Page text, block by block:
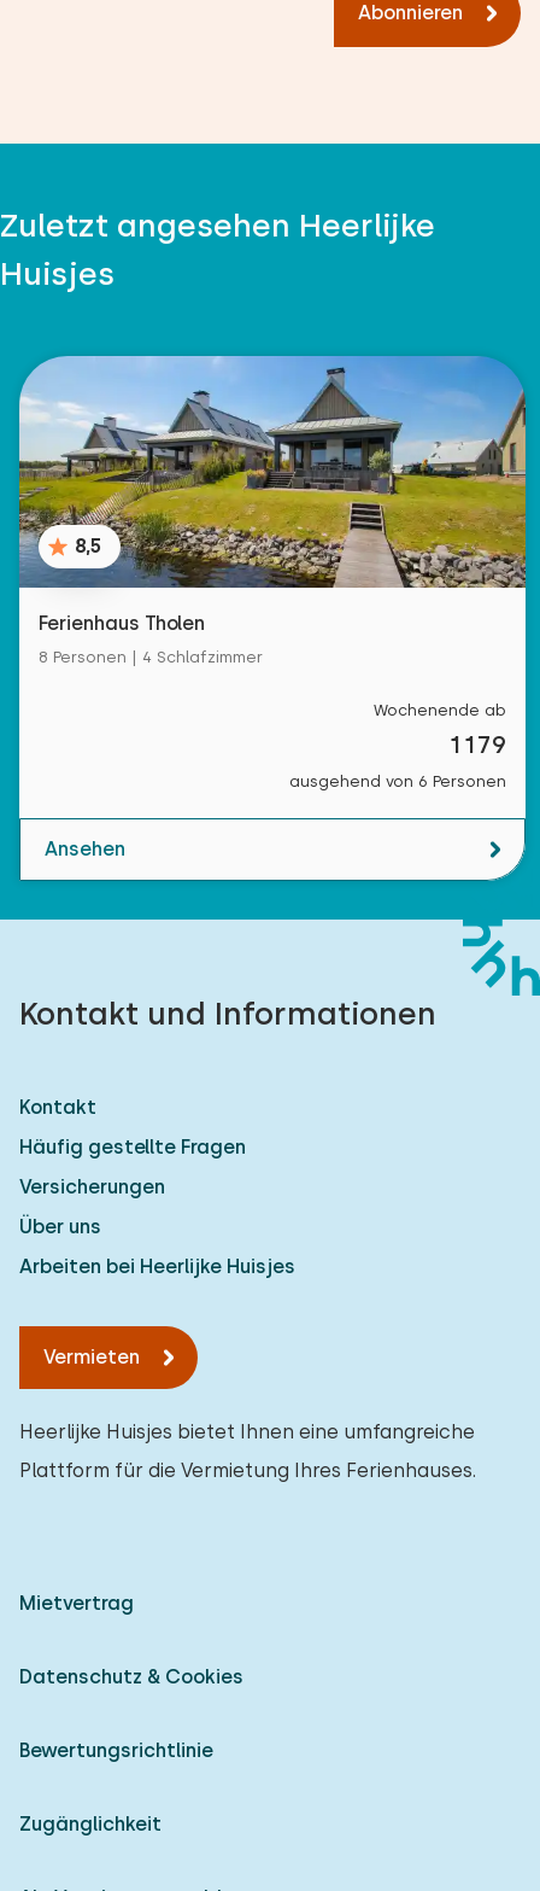
Abonnieren
Zuletzt angesehen Heerlijke
Huisjes
8,5
Ferienhaus Tholen
8 Personen | 4 Schlafzimmer
Wochenende ab
1179
ausgehend von 6 Personen
Ansehen
Kontakt und Informationen
Kontakt
Häufig gestellte Fragen
Versicherungen
Über uns
Arbeiten bei Heerlijke Huisjes
Vermieten
Heerlijke Huisjes bietet Ihnen eine umfangreiche
Plattform für die Vermietung Ihres Ferienhauses.
Mietvertrag
Datenschutz & Cookies
Bewertungsrichtlinie
Zugänglichkeit